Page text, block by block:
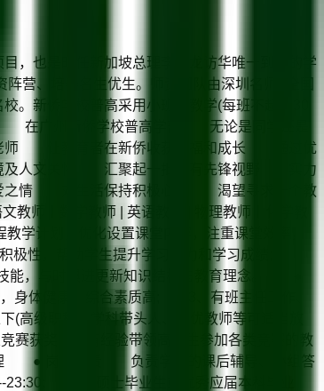
，也是时任新加坡总理李显龙访华唯一到访的学
营、培养名生优生。师资团队由深圳名师+全国
。新侨学校普高采用小班化教学(每班不超过30
在广州新侨学校普高学部 无论是同学还是
让教育者在新侨收获幸福和成长 通过优
及人文关怀 汇聚起一批具有先锋视野 实力
情 对生活保持积极心态 渴望寻求一个教
数学教师 | 英语教师 | 物理教师丨化学教
计划，优化设置课堂内容，注重课堂效率，
极性，帮助学生提升学习能力和学习成绩;
能，与时俱进更新知识结构与教育理念。 ●
身体健康，综合素质高; 3、有班主任工作、
级职称、学科带头人、名优教师等可适当放
获奖者或有经验带领高中生参加各类竞赛的教
● 岗位职责 负责学生的课后辅导、小组答
3、硕士毕业生或优秀应届本科毕业